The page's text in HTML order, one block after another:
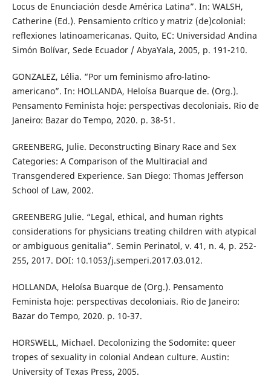
Locus de Enunciación desde América Latina”. In: WALSH,
Catherine (Ed.). Pensamiento crítico y matriz (de)colonial:
reflexiones latinoamericanas. Quito, EC: Universidad Andina
Simón Bolívar, Sede Ecuador / AbyaYala, 2005, p. 191-210.
GONZALEZ, Lélia. “Por um feminismo afro-latino-
americano”. In: HOLLANDA, Heloísa Buarque de. (Org.).
Pensamento Feminista hoje: perspectivas decoloniais. Rio de
Janeiro: Bazar do Tempo, 2020. p. 38-51.
GREENBERG, Julie. Deconstructing Binary Race and Sex
Categories: A Comparison of the Multiracial and
Transgendered Experience. San Diego: Thomas Jefferson
School of Law, 2002.
GREENBERG Julie. “Legal, ethical, and human rights
considerations for physicians treating children with atypical
or ambiguous genitalia”. Semin Perinatol, v. 41, n. 4, p. 252-
255, 2017. DOI: 10.1053/j.semperi.2017.03.012.
HOLLANDA, Heloísa Buarque de (Org.). Pensamento
Feminista hoje: perspectivas decoloniais. Rio de Janeiro:
Bazar do Tempo, 2020. p. 10-37.
HORSWELL, Michael. Decolonizing the Sodomite: queer
tropes of sexuality in colonial Andean culture. Austin:
University of Texas Press, 2005.